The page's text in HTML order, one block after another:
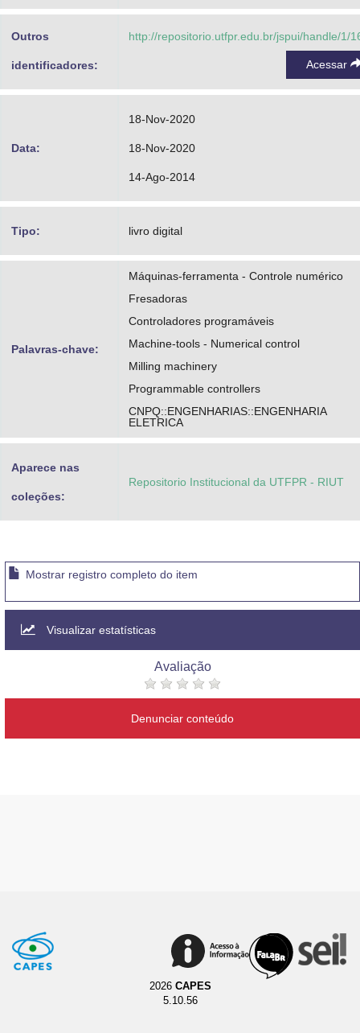
Outros
identificadores:
http://repositorio.utfpr.edu.br/jspui/handle/1/
Acessar
Data:
18-Nov-2020
18-Nov-2020
14-Ago-2014
Tipo: livro digital
Palavras-chave:
Máquinas-ferramenta - Controle numérico
Fresadoras
Controladores programáveis
Machine-tools - Numerical control
Milling machinery
Programmable controllers
CNPQ::ENGENHARIAS::ENGENHARIA
ELETRICA
Aparece nas
coleções:
Repositorio Institucional da UTFPR - RIUT
Mostrar registro completo do item
Visualizar estatísticas
Avaliação
Denunciar conteúdo
2026 CAPES
5.10.56